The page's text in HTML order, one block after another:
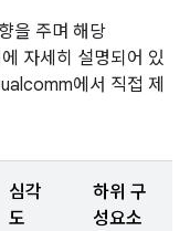
을 주며 해당
자세히 설명되어 있
에서 직접 제
심각
도
하위 구
성요소